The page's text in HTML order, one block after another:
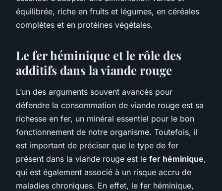
équilibrée, riche en fruits et légumes, en céréales
complètes et en protéines végétales.
Le fer héminique et le rôle des
additifs dans la viande rouge
L’un des arguments souvent avancés pour
défendre la consommation de viande rouge est sa
richesse en fer, un minéral essentiel pour le bon
fonctionnement de notre organisme. Toutefois, il
est important de préciser que le type de fer
présent dans la viande rouge est le fer héminique,
qui est également associé à un risque accru de
maladies chroniques. En effet, le fer héminique,